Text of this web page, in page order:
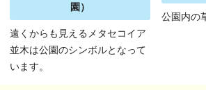
園）
遠くからも見えるメタセコイア
並木は公園のシンボルとなって
います。
公園内の